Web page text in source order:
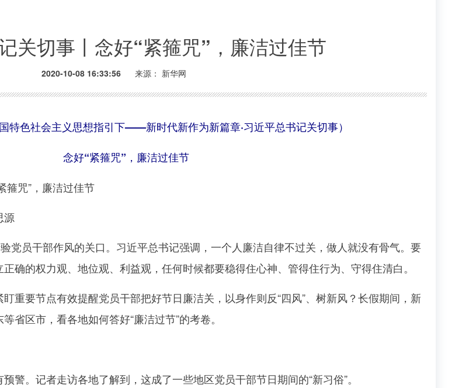
关切事丨念好“紧箍咒”，廉洁过佳节
2020-10-08 16:33:56 来源： 新华网
特色社会主义思想指引下——新时代新作为新篇章·习近平总书记关切事）
念好“紧箍咒”，廉洁过佳节
咒”，廉洁过佳节
源
员干部作风的关口。习近平总书记强调，一个人廉洁自律不过关，做人就没有骨气。要
确的权力观、地位观、利益观，任何时候都要稳得住心神、管得住行为、守得住清白。
要节点有效提醒党员干部把好节日廉洁关，以身作则反“四风”、树新风？长假期间，新
省区市，看各地如何答好“廉洁过节”的考卷。
。记者走访各地了解到，这成了一些地区党员干部节日期间的“新习俗”。